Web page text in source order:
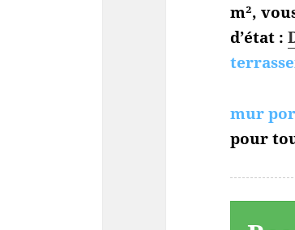
m²,
d’état :
mur
pour